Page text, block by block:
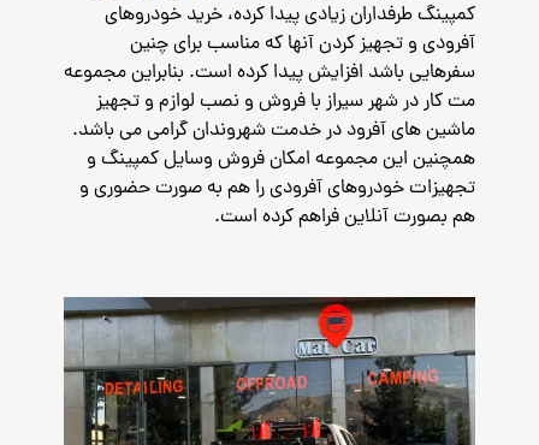
کمپینگ طرفداران زیادی پیدا کرده، خرید خودروهای
آفرودی و تجهیز کردن آنها که مناسب برای چنین
سفرهایی باشد افزایش پیدا کرده است. بنابراین مجموعه
مت کار در شهر سیراز با فروش و نصب لوازم و تجهیز
ماشین های آفرود در خدمت شهروندان گرامی می باشد.
همچنین این مجموعه امکان فروش وسایل کمپینگ و
تجهیزات خودروهای آفرودی را هم به صورت حضوری و
هم بصورت آنلاین فراهم کرده است.